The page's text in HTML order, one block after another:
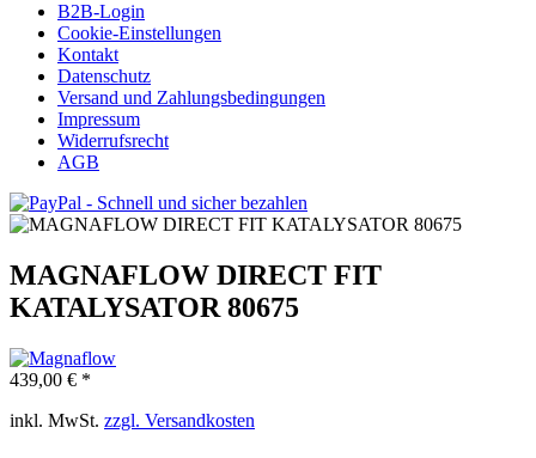
B2B-Login
Cookie-Einstellungen
Kontakt
Datenschutz
Versand und Zahlungsbedingungen
Impressum
Widerrufsrecht
AGB
MAGNAFLOW DIRECT FIT
KATALYSATOR 80675
439,00 € *
inkl. MwSt. zzgl. Versandkosten